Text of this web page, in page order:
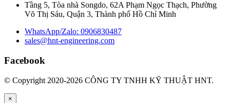
Tầng 5, Tòa nhà Songdo, 62A Phạm Ngọc Thạch, Phường
Võ Thị Sáu, Quận 3, Thành phố Hồ Chí Minh
WhatsApp/Zalo: 0906830487
sales@hnt-engineering.com
Facebook
© Copyright 2020-2026 CÔNG TY TNHH KỸ THUẬT HNT.
×